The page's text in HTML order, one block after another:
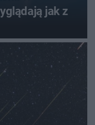
jak z